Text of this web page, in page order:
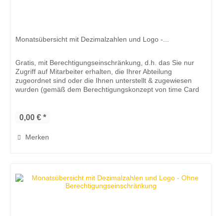
Monatsübersicht mit Dezimalzahlen und Logo -...
Gratis, mit Berechtigungseinschränkung, d.h. das Sie nur
Zugriff auf Mitarbeiter erhalten, die Ihrer Abteilung
zugeordnet sind oder die Ihnen unterstellt & zugewiesen
wurden (gemäß dem Berechtigungskonzept von time Card
0,00 € *
Merken